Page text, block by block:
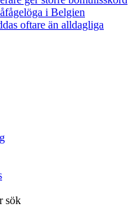
i Belgien
oftare än alldagliga
sök